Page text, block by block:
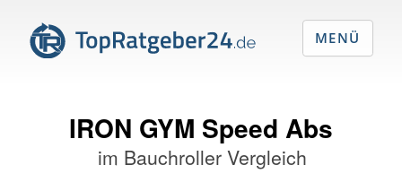
IRON GYM Speed Abs
im Bauchroller Vergleich
MENÜ